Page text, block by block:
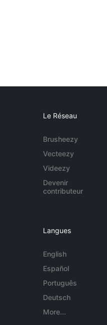
Le Réseau
Brusheezy
Vecteezy
Videezy
Devenir
contributeur
Langues
English
Español
Português
Deutsch
More...